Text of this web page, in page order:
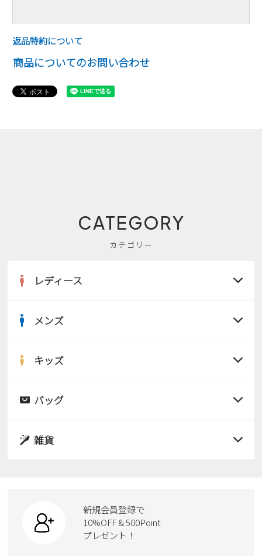
返品特約について
商品についてのお問い合わせ
CATEGORY
カテゴリー
レディース
サンダル
スニーカー
カジュアルシューズ
ワークシューズ
メンズ
サンダル
ローファー
キッズ
サンダル
スクール
バッグ
ボディバッグ
ハンドバッグ
雑貨
ケア用品
新規会員登録で
10%OFF & 500Point
プレゼント！